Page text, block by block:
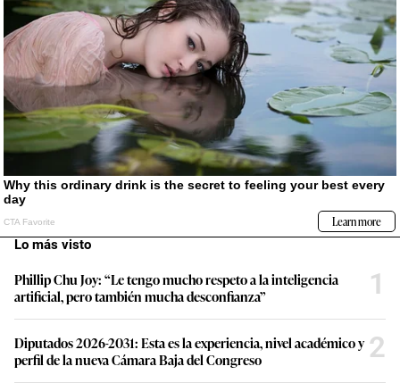
Lo más visto
Phillip Chu Joy: “Le tengo mucho respeto a la inteligencia
artificial, pero también mucha desconfianza”
1
Diputados 2026-2031: Esta es la experiencia, nivel académico y
perfil de la nueva Cámara Baja del Congreso
2